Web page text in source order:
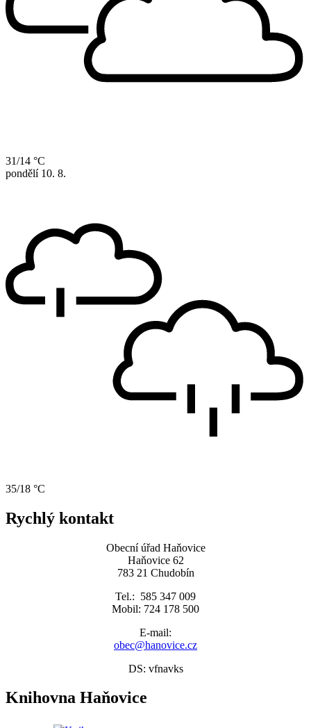
31/14 °C
pondělí 10. 8.
35/18 °C
Rychlý kontakt
Obecní úřad Haňovice
Haňovice 62
783 21 Chudobín
Tel.: 585 347 009
Mobil: 724 178 500
E-mail:
obec@hanovice.cz
DS: vfnavks
Knihovna Haňovice